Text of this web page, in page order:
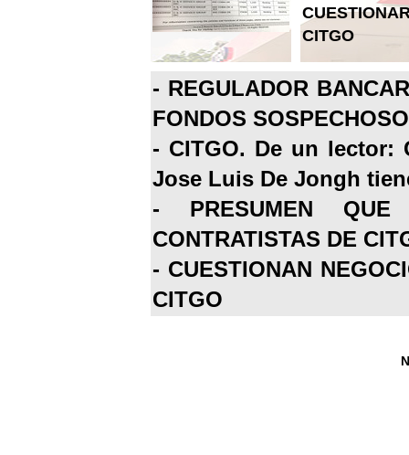
CITGO
- REGULADOR
FONDOS
- CITGO. De un lector:
Jose Luis De Jongh
- PRESUMEN
CONTRATISTAS DE
- CUESTIONAN
CITGO